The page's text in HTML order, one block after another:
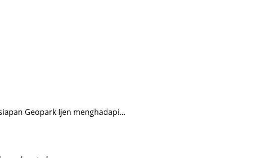
Geopark Ijen menghadapi…